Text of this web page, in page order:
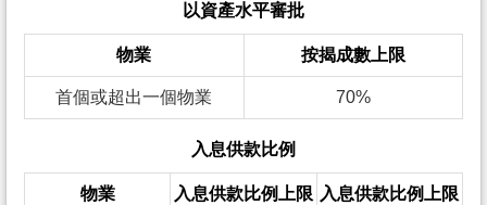
以資產水平審批
物業 按揭成數上限
首個或超出一個物業 70%
入息供款比例
物業
入息供款比例上限 入息供款比例上限